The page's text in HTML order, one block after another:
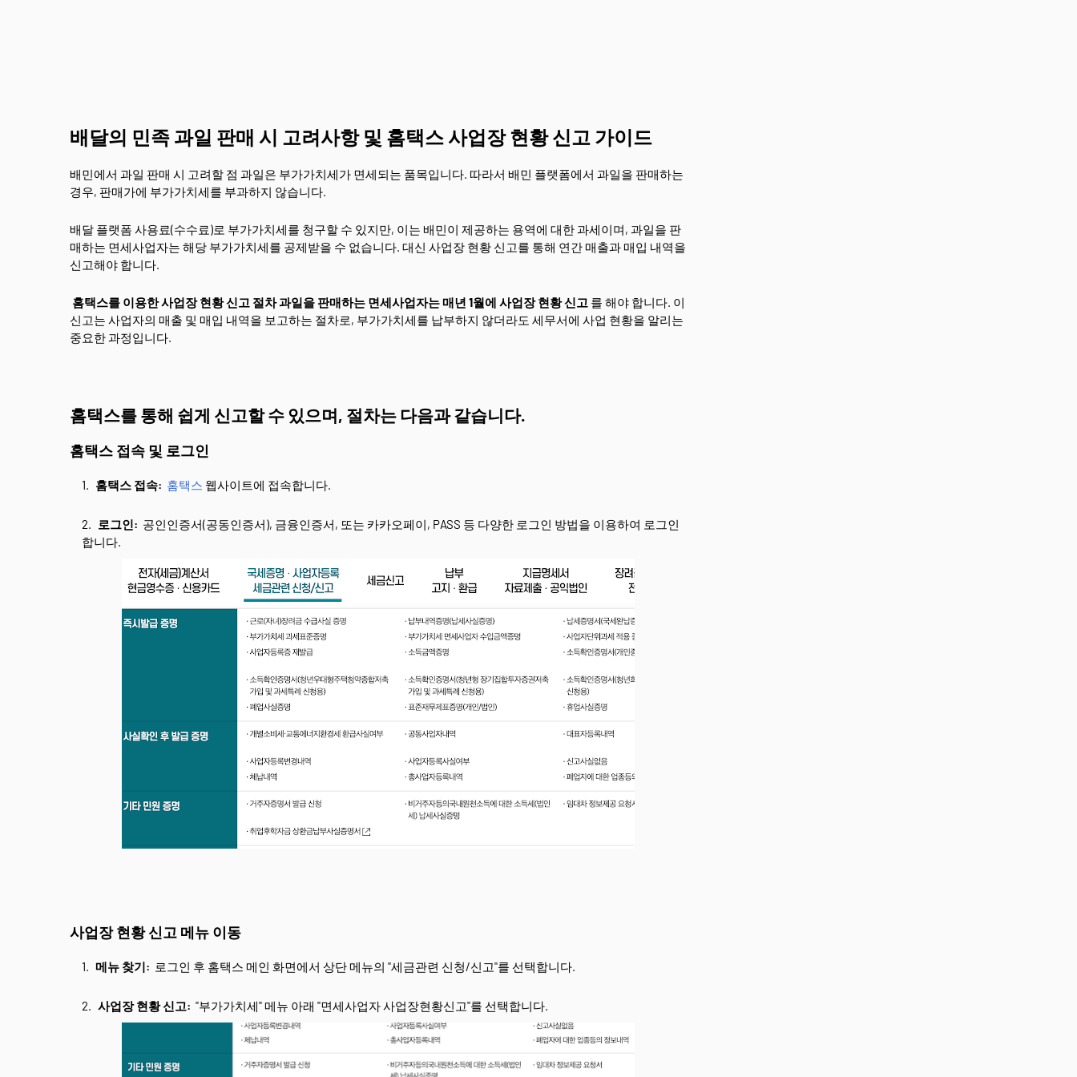
배달의 민족 과일 판매 시 고려사항 및 홈택스 사업장 현황 신고 가이드
배민에서 과일 판매 시 고려할 점 과일은 부가가치세가 면세되는 품목입니다. 따라서 배민 플랫폼에서 과일을 판매하는
경우, 판매가에 부가가치세를 부과하지 않습니다.
배달 플랫폼 사용료(수수료)로 부가가치세를 청구할 수 있지만, 이는 배민이 제공하는 용역에 대한 과세이며, 과일을 판
매하는 면세사업자는 해당 부가가치세를 공제받을 수 없습니다. 대신 사업장 현황 신고를 통해 연간 매출과 매입 내역을
신고해야 합니다.
홈택스를 이용한 사업장 현황 신고 절차 과일을 판매하는 면세사업자는 매년 1월에 사업장 현황 신고 를 해야 합니다. 이
신고는 사업자의 매출 및 매입 내역을 보고하는 절차로, 부가가치세를 납부하지 않더라도 세무서에 사업 현황을 알리는
중요한 과정입니다.
홈택스를 통해 쉽게 신고할 수 있으며, 절차는 다음과 같습니다.
홈택스 접속 및 로그인
홈택스 접속: 홈택스 웹사이트에 접속합니다.
로그인: 공인인증서(공동인증서), 금융인증서, 또는 카카오페이, PASS 등 다양한 로그인 방법을 이용하여 로그인
합니다.
사업장 현황 신고 메뉴 이동
메뉴 찾기: 로그인 후 홈택스 메인 화면에서 상단 메뉴의 "세금관련 신청/신고"를 선택합니다.
사업장 현황 신고: "부가가치세" 메뉴 아래 "면세사업자 사업장현황신고"를 선택합니다.